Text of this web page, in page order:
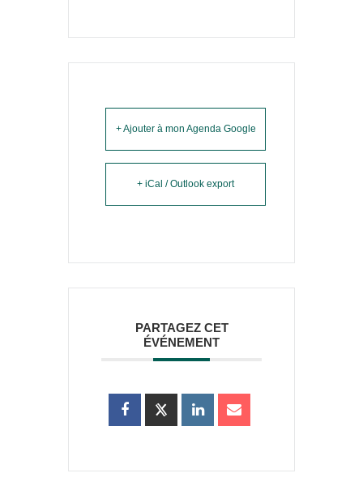
+ Ajouter à mon Agenda Google
+ iCal / Outlook export
PARTAGEZ CET
ÉVÉNEMENT